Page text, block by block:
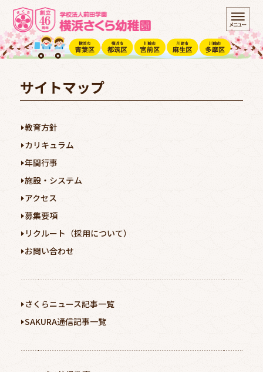
サイトマップ
教育方針
カリキュラム
年間行事
施設・システム
アクセス
募集要項
リクルート（採用について）
お問い合わせ
さくらニュース記事一覧
SAKURA通信記事一覧